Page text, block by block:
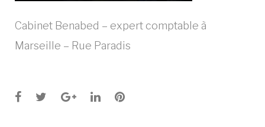
Cabinet Benabed – expert comptable à
Marseille – Rue Paradis
Facebook
TwitterGoogle+
LinkedInPinterest